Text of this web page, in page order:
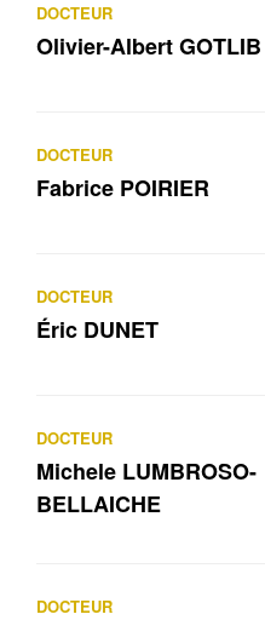
DOCTEUR
Olivier-Albert GOTLIB
DOCTEUR
Fabrice POIRIER
DOCTEUR
Éric DUNET
DOCTEUR
Michele LUMBROSO-
BELLAICHE
DOCTEUR